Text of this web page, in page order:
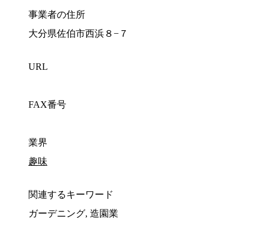
事業者の住所
大分県佐伯市西浜８−７
URL
FAX番号
業界
趣味
関連するキーワード
ガーデニング, 造園業